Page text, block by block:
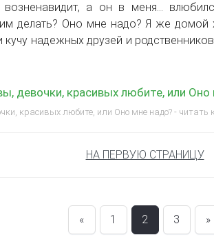
возненавидит, а он в меня…
делать? Оно мне надо? Я же домой
надежных друзей и
девочки, красивых любите, или
красивых любите, или Оно мне надо? - читать
НА ПЕРВУЮ СТРАНИЦУ
« 1 2 3 »